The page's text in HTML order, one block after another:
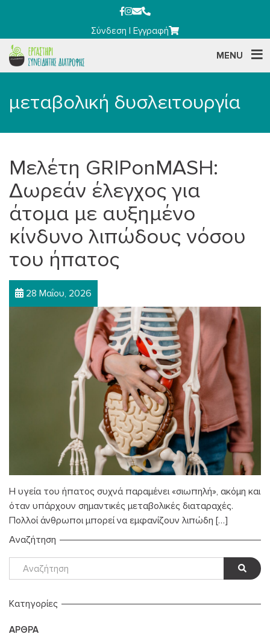
Σύνδεση |Εγγραφή
MENU
μεταβολική δυσλειτουργία
Μελέτη GRIPonMASH:
Δωρεάν έλεγχος για
άτομα με αυξημένο
κίνδυνο λιπώδους νόσου
του ήπατος
28 Μαΐου, 2026
Η υγεία του ήπατος συχνά παραμένει «σιωπηλή», ακόμη και
όταν υπάρχουν σημαντικές μεταβολικές διαταραχές.
Πολλοί άνθρωποι μπορεί να εμφανίζουν λιπώδη […]
Αναζήτηση
Kατηγορίες
ΆΡΘΡΑ